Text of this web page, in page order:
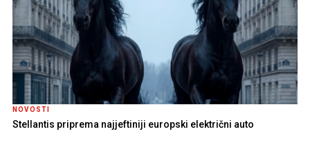
NOVOSTI
Stellantis priprema najjeftiniji europski električni auto